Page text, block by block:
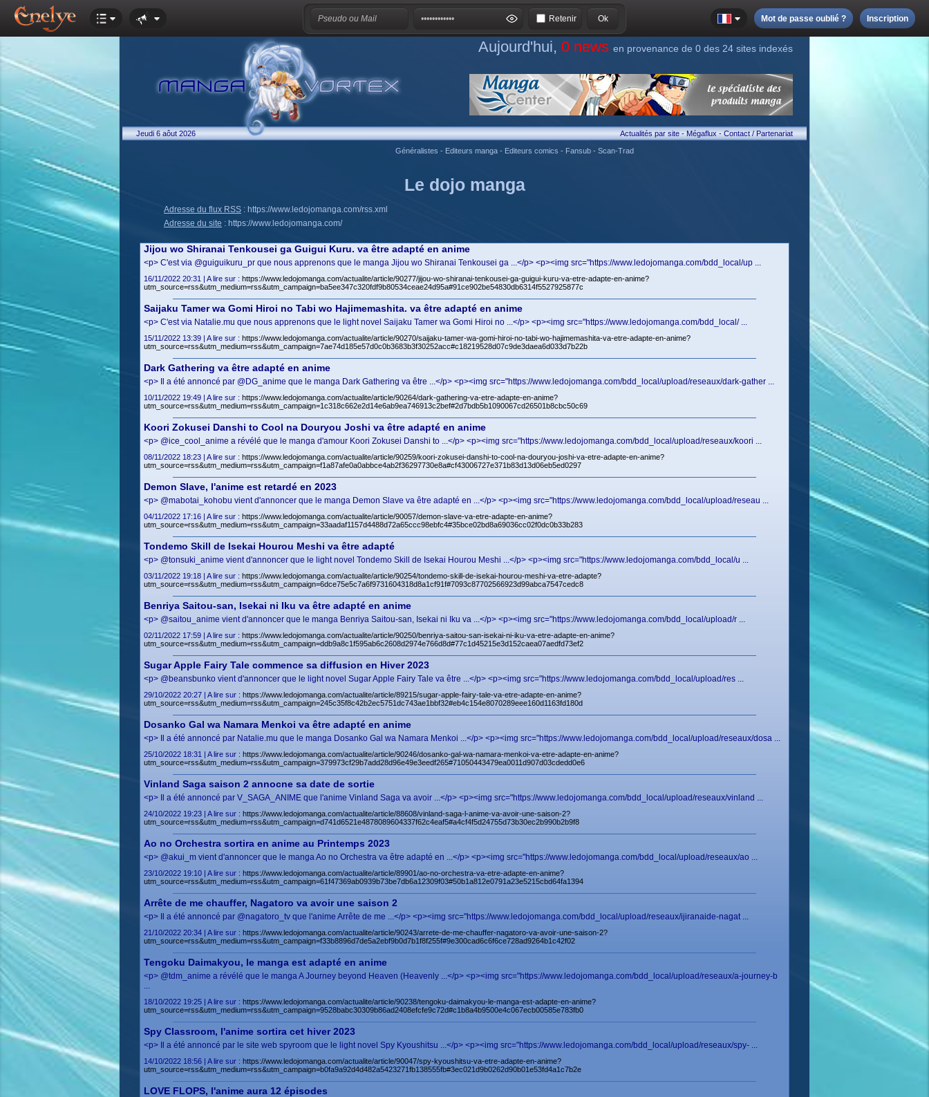
Retenir Mot de passe oublié ? Inscription
Aujourd'hui, 0 news en provenance de 0 des 24 sites indexés
Jeudi 6 aôut 2026 Actualités par site-Mégaflux-Contact / Partenariat
Généralistes - Editeurs manga - Editeurs comics - Fansub - Scan-Trad
Le dojo manga
Adresse du flux RSS : https://www.ledojomanga.com/rss.xml
Adresse du site : https://www.ledojomanga.com/
Jijou wo Shiranai Tenkousei ga Guigui Kuru. va être adapté en anime
<p> C'est via @guiguikuru_pr que nous apprenons que le manga Jijou wo Shiranai Tenkousei ga ...</p> <p><img src="https://www.ledojomanga.com/bdd_local/up ...
16/11/2022 20:31 | A lire sur : https://www.ledojomanga.com/actualite/article/90277/jijou-wo-shiranai-tenkousei-ga-guigui-kuru-va-etre-adapte-en-anime?
utm_source=rss&utm_medium=rss&utm_campaign=ba5ee347c320fdf9b80534ceae24d95a#91ce902be54830db6314f5527925877c
Saijaku Tamer wa Gomi Hiroi no Tabi wo Hajimemashita. va être adapté en anime
<p> C'est via Natalie.mu que nous apprenons que le light novel Saijaku Tamer wa Gomi Hiroi no ...</p> <p><img src="https://www.ledojomanga.com/bdd_local/ ...
15/11/2022 13:39 | A lire sur : https://www.ledojomanga.com/actualite/article/90270/saijaku-tamer-wa-gomi-hiroi-no-tabi-wo-hajimemashita-va-etre-adapte-en-anime?
utm_source=rss&utm_medium=rss&utm_campaign=7ae74d185e57d0c0b3683b3f30252acc#c18219528d07c9de3daea6d033d7b22b
Dark Gathering va être adapté en anime
<p> Il a été annoncé par @DG_anime que le manga Dark Gathering va être ...</p> <p><img src="https://www.ledojomanga.com/bdd_local/upload/reseaux/dark-gather ...
10/11/2022 19:49 | A lire sur : https://www.ledojomanga.com/actualite/article/90264/dark-gathering-va-etre-adapte-en-anime?
utm_source=rss&utm_medium=rss&utm_campaign=1c318c662e2d14e6ab9ea746913c2bef#2d7bdb5b1090067cd26501b8cbc50c69
Koori Zokusei Danshi to Cool na Douryou Joshi va être adapté en anime
<p> @ice_cool_anime a révélé que le manga d'amour Koori Zokusei Danshi to ...</p> <p><img src="https://www.ledojomanga.com/bdd_local/upload/reseaux/koori ...
08/11/2022 18:23 | A lire sur : https://www.ledojomanga.com/actualite/article/90259/koori-zokusei-danshi-to-cool-na-douryou-joshi-va-etre-adapte-en-anime?
utm_source=rss&utm_medium=rss&utm_campaign=f1a87afe0a0abbce4ab2f36297730e8a#cf43006727e371b83d13d06eb5ed0297
Demon Slave, l'anime est retardé en 2023
<p> @mabotai_kohobu vient d'annoncer que le manga Demon Slave va être adapté en ...</p> <p><img src="https://www.ledojomanga.com/bdd_local/upload/reseau ...
04/11/2022 17:16 | A lire sur : https://www.ledojomanga.com/actualite/article/90057/demon-slave-va-etre-adapte-en-anime?
utm_source=rss&utm_medium=rss&utm_campaign=33aadaf1157d4488d72a65ccc98ebfc4#35bce02bd8a69036cc02f0dc0b33b283
Tondemo Skill de Isekai Hourou Meshi va être adapté
<p> @tonsuki_anime vient d'annoncer que le light novel Tondemo Skill de Isekai Hourou Meshi ...</p> <p><img src="https://www.ledojomanga.com/bdd_local/u ...
03/11/2022 19:18 | A lire sur : https://www.ledojomanga.com/actualite/article/90254/tondemo-skill-de-isekai-hourou-meshi-va-etre-adapte?
utm_source=rss&utm_medium=rss&utm_campaign=6dce75e5c7a6f9731604318d8a1cf91f#7093c87702566923d99abca7547cedc8
Benriya Saitou-san, Isekai ni Iku va être adapté en anime
<p> @saitou_anime vient d'annoncer que le manga Benriya Saitou-san, Isekai ni Iku va ...</p> <p><img src="https://www.ledojomanga.com/bdd_local/upload/r ...
02/11/2022 17:59 | A lire sur : https://www.ledojomanga.com/actualite/article/90250/benriya-saitou-san-isekai-ni-iku-va-etre-adapte-en-anime?
utm_source=rss&utm_medium=rss&utm_campaign=ddb9a8c1f595ab6c2608d2974e766d8d#77c1d45215e3d152caea07aedfd73ef2
Sugar Apple Fairy Tale commence sa diffusion en Hiver 2023
<p> @beansbunko vient d'annoncer que le light novel Sugar Apple Fairy Tale va être ...</p> <p><img src="https://www.ledojomanga.com/bdd_local/upload/res ...
29/10/2022 20:27 | A lire sur : https://www.ledojomanga.com/actualite/article/89215/sugar-apple-fairy-tale-va-etre-adapte-en-anime?
utm_source=rss&utm_medium=rss&utm_campaign=245c35f8c42b2ec5751dc743ae1bbf32#eb4c154e8070289eee160d1163fd180d
Dosanko Gal wa Namara Menkoi va être adapté en anime
<p> Il a été annoncé par Natalie.mu que le manga Dosanko Gal wa Namara Menkoi ...</p> <p><img src="https://www.ledojomanga.com/bdd_local/upload/reseaux/dosa ...
25/10/2022 18:31 | A lire sur : https://www.ledojomanga.com/actualite/article/90246/dosanko-gal-wa-namara-menkoi-va-etre-adapte-en-anime?
utm_source=rss&utm_medium=rss&utm_campaign=379973cf29b7add28d96e49e3eedf265#71050443479ea0011d907d03cdedd0e6
Vinland Saga saison 2 annocne sa date de sortie
<p> Il a été annoncé par V_SAGA_ANIME que l'anime Vinland Saga va avoir ...</p> <p><img src="https://www.ledojomanga.com/bdd_local/upload/reseaux/vinland ...
24/10/2022 19:23 | A lire sur : https://www.ledojomanga.com/actualite/article/88608/vinland-saga-l-anime-va-avoir-une-saison-2?
utm_source=rss&utm_medium=rss&utm_campaign=d741d6521e4878089604337f62c4eaf5#a4cf4f5d24755d73b30ec2b990b2b9f8
Ao no Orchestra sortira en anime au Printemps 2023
<p> @akui_m vient d'annoncer que le manga Ao no Orchestra va être adapté en ...</p> <p><img src="https://www.ledojomanga.com/bdd_local/upload/reseaux/ao ...
23/10/2022 19:10 | A lire sur : https://www.ledojomanga.com/actualite/article/89901/ao-no-orchestra-va-etre-adapte-en-anime?
utm_source=rss&utm_medium=rss&utm_campaign=61f47369ab0939b73be7db6a12309f03#50b1a812e0791a23e5215cbd64fa1394
Arrête de me chauffer, Nagatoro va avoir une saison 2
<p> Il a été annoncé par @nagatoro_tv que l'anime Arrête de me ...</p> <p><img src="https://www.ledojomanga.com/bdd_local/upload/reseaux/ijiranaide-nagat ...
21/10/2022 20:34 | A lire sur : https://www.ledojomanga.com/actualite/article/90243/arrete-de-me-chauffer-nagatoro-va-avoir-une-saison-2?
utm_source=rss&utm_medium=rss&utm_campaign=f33b8896d7de5a2ebf9b0d7b1f8f255f#9e300cad6c6f6ce728ad9264b1c42f02
Tengoku Daimakyou, le manga est adapté en anime
<p> @tdm_anime a révélé que le manga A Journey beyond Heaven (Heavenly ...</p> <p><img src="https://www.ledojomanga.com/bdd_local/upload/reseaux/a-journey-b
...
18/10/2022 19:25 | A lire sur : https://www.ledojomanga.com/actualite/article/90238/tengoku-daimakyou-le-manga-est-adapte-en-anime?
utm_source=rss&utm_medium=rss&utm_campaign=9528babc30309b86ad2408efcfe9c72d#c1b8a4b9500e4c067ecb00585e783fb0
Spy Classroom, l'anime sortira cet hiver 2023
<p> Il a été annoncé par le site web spyroom que le light novel Spy Kyoushitsu ...</p> <p><img src="https://www.ledojomanga.com/bdd_local/upload/reseaux/spy- ...
14/10/2022 18:56 | A lire sur : https://www.ledojomanga.com/actualite/article/90047/spy-kyoushitsu-va-etre-adapte-en-anime?
utm_source=rss&utm_medium=rss&utm_campaign=b0fa9a92d4d482a5423271fb138555fb#3ec021d9b0262d90b01e53fd4a1c7b2e
LOVE FLOPS, l'anime aura 12 épisodes